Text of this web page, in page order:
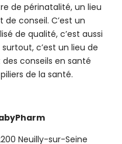
de périnatalité, un lieu
conseil. C’est un
de qualité, c’est aussi
c’est un lieu de
conseils en santé
de la santé.
Neuilly-sur-Seine